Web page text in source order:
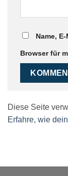
Name,
Browser für
Diese Seite
Erfahre, wie